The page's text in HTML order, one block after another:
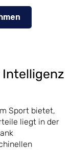
Intelligenz
Sport bietet,
liegt in der